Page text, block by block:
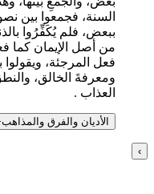
السنة، فجمعوا بين
ببعض، فلم يُكَفِّرُوا
من أصل الإيمان كما
فعل المرجئة،
ومعرفةَ الخالق،
العذاب .
الأديان والفرق والمذاهب
›